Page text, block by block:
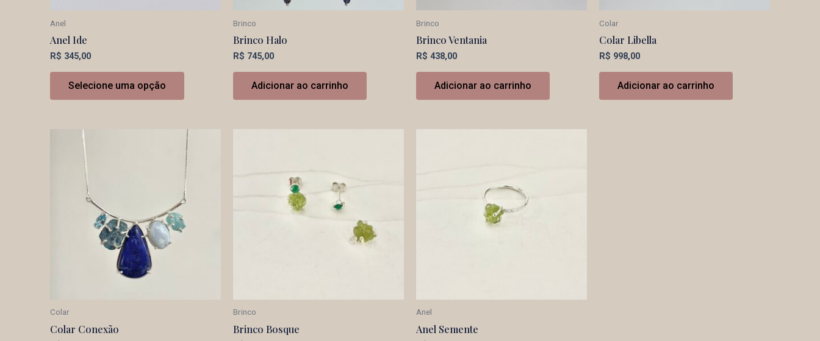
Anel
Anel Ide
R$ 345,00
Selecione uma opção
Brinco
Brinco Halo
R$ 745,00
Adicionar ao carrinho
Brinco
Brinco Ventania
R$ 438,00
Adicionar ao carrinho
Colar
Colar Libella
R$ 998,00
Adicionar ao carrinho
Colar
Colar Conexão
Brinco
Brinco Bosque
Anel
Anel Semente